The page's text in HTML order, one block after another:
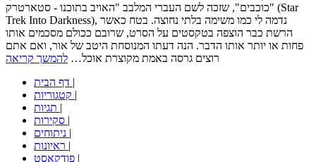
כוכבים", שזכה לשם העברי המלבב "האויב בתוכנו - סטארטרק" (Star
Trek Into Darkness), נדמה לי כמו משימה בלתי נחוצה. בטח כאשר
הרשת כבר הוצפה בטקסטים על הסרט, שרובם ככולם מסכמים אותו
פחות או יותר אותו הדבר. הנה דעתו המנוסחת היטב של אור, ואם אתם
רוצים גרסה באמת מקוצרת אוכל… להמשך קריאה
|
|
|
|
|
|
|